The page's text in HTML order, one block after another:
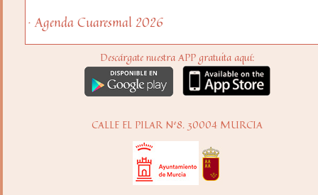
· Agenda Cuaresmal 2026
Descárgate nuestra APP gratuita aquí:
CALLE EL PILAR Nº8. 30004 MURCIA